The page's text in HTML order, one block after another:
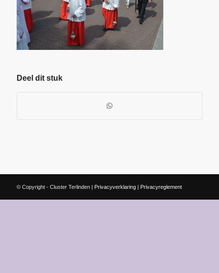
Deel dit stuk
© Copyright - Cluster Terlinden | Privacyverklaring| Privacyreglement